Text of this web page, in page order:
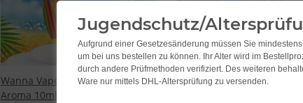
Wanna Vapor Caribbean Cream
Aroma 10ml
Wanna Vapor Crystal Fresh
Jugendschutz/
Aufgrund einer Gesetzesänderung müssen Sie
um bei uns bestellen zu können. Ihr Alter wird im
durch andere Prüfmethoden verifiziert. Des weiteren
Ware nur mittels DHL-Altersprüfung zu versenden.